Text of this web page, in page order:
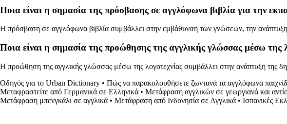
Ποια είναι η σημασία της πρόσβασης σε αγγλόφωνα βιβλία για την
Η πρόσβαση σε αγγλόφωνα βιβλία συμβάλλει στην εμβάθυνση των γνώσεων, την ανάπτυξη
Ποια είναι η σημασία της προώθησης της αγγλικής γλώσσας μέσω της
Η προώθηση της αγγλικής γλώσσας μέσω της λογοτεχνίας συμβάλλει στην ανάπτυξη της
Οδηγός για το Urban Dictionary • Πώς να παρακολουθήσετε ζωντανά τα αγγλόφωνα
Μεταφραστείτε από Γερμανικά σε Ελληνικά • Μετάφραση αγγλικών σε γεωργιανά και
Μετάφραση μπενγκάλι σε αγγλικά • Μετάφραση από Ινδονησία σε Αγγλικά • Ισπανικές